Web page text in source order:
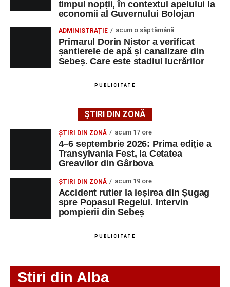
dezvoltare pentru prezent”, a declarat Alexandru Radu,
președintele Asociației AGORA – Născuți Liberi.
Transylvania Fest va avea loc în perioada
septembrie 2026, laCetatea Greavilor din Gârbova
Intrarea este liberă pe întreaga durată a evenimentului.
Adaugă-ne ca sursă preferată
Urmărește-ne pe Google News
Ultimele știri din Sebeș
Accident pe strada Dorobanți din Sebeș: fermeie
de 66 de ani rănită grav, după ce a fost lovită de o
motocicletă
Regelui. Intervin pompierii din Sebeș
motocicletă
4–6 septembrie 2026: Prima ediție a Transylvania
Fest, la Cetatea Greavilor din Gârbova
Accident rutier la ieșirea din Șugag spre Popasul
Regelui. Intervin pompierii din Sebeș
timpul nopții, în contextul apelului la
economii al Guvernului Bolojan
ADMINISTRAȚIE acum o săptămână
Primarul Dorin Nistor a verificat
șantierele de apă și canalizare din
Sebeș. Care este stadiul lucrărilor
PUBLICITATE
ȘTIRI DIN ZONĂ
ȘTIRI DIN ZONĂ acum 17 ore
4–6 septembrie 2026: Prima ediție a
Transylvania Fest, la Cetatea
Greavilor din Gârbova
ȘTIRI DIN ZONĂ acum 19 ore
Accident rutier la ieșirea din Șugag
spre Popasul Regelui. Intervin
pompierii din Sebeș
PUBLICITATE
Stiri din Alba